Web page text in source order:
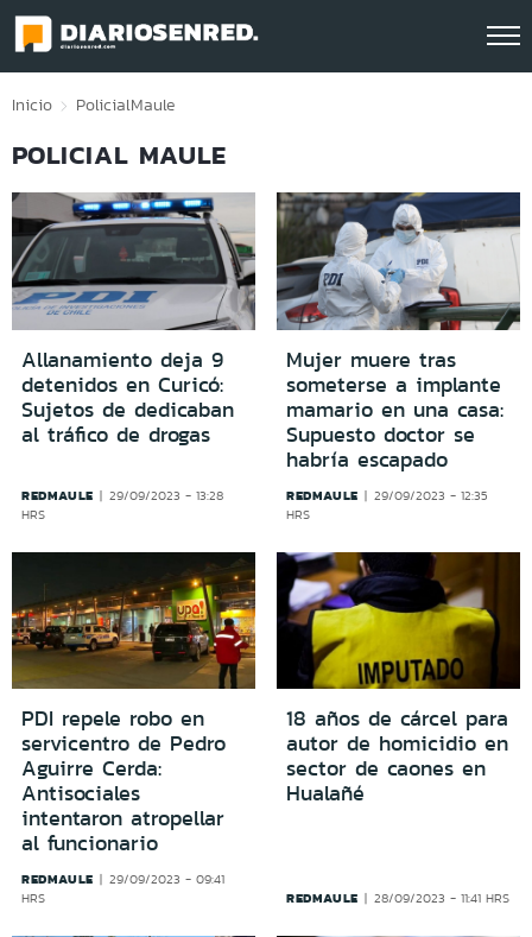
Click acá para ir directamente al contenido
Inicio PolicialMaule
POLICIAL MAULE
Allanamiento deja 9
detenidos en Curicó:
Sujetos de dedicaban
al tráfico de drogas
REDMAULE
29/09/2023 - 13:28
HRS
Mujer muere tras
someterse a implante
mamario en una casa:
Supuesto doctor se
habría escapado
REDMAULE
29/09/2023 - 12:35
HRS
PDI repele robo en
servicentro de Pedro
Aguirre Cerda:
Antisociales
intentaron atropellar
al funcionario
REDMAULE
29/09/2023 - 09:41
HRS
18 años de cárcel para
autor de homicidio en
sector de caones en
Hualañé
REDMAULE 28/09/2023 - 11:41 HRS